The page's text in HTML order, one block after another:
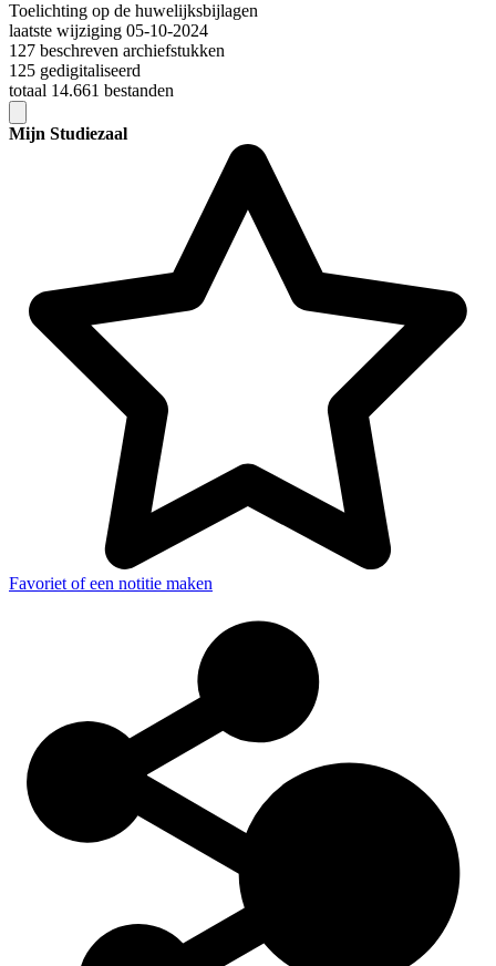
Toelichting op de huwelijksbijlagen
laatste wijziging 05-10-2024
127 beschreven archiefstukken
125 gedigitaliseerd
totaal 14.661 bestanden
Mijn Studiezaal
Favoriet of een notitie maken